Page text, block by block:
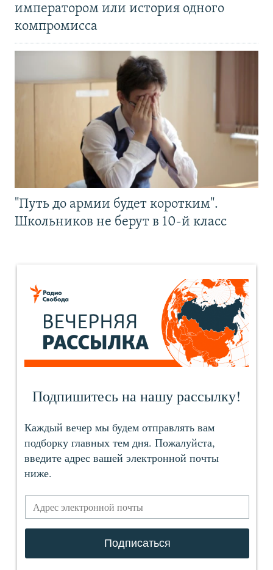
императором или история одного
компромисса
"Путь до армии будет коротким".
Школьников не берут в 10-й класс